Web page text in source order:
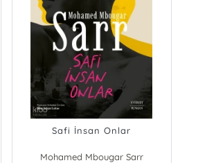
Safi İnsan Onlar
Mohamed Mbougar Sarr